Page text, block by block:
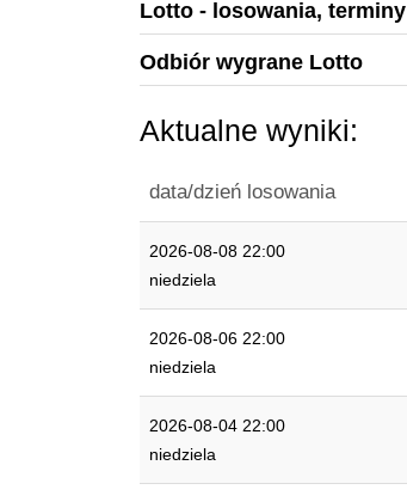
Lotto - losowania, terminy
Odbiór wygrane Lotto
Aktualne wyniki:
data/dzień losowania
2026-08-08 22:00
niedziela
2026-08-06 22:00
niedziela
2026-08-04 22:00
niedziela